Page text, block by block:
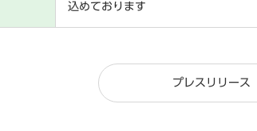
込めております
プレスリリース